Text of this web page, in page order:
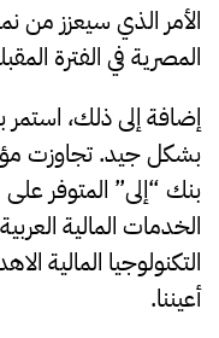
الأمر الذي سيعزز من
المصرية في الفترة
إضافة إلى ذلك، استمر
بنك “إلى” المتوفر
الخدمات المالية
التكنولوجيا المالية
أعيننا.